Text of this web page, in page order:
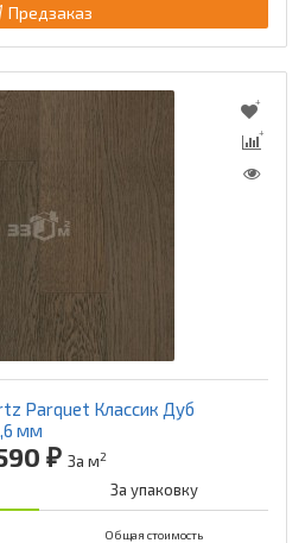
Предзаказ
Parquet Классик Дуб
мм
₽ За м2
За упаковку
Общая стоимость